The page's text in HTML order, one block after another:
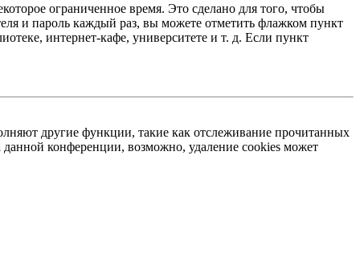
ограниченное время. Это сделано для того, чтобы
и пароль каждый раз, вы можете отметить флажком пункт
интернет-кафе, университете и т. д. Если пункт
другие функции, такие как отслеживание прочитанных
конференции, возможно, удаление cookies может